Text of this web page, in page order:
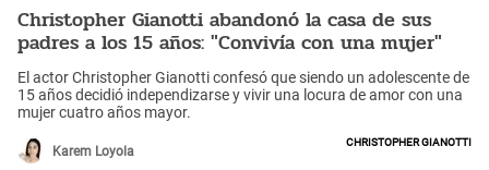
Christopher Gianotti abandonó la casa de sus
padres a los 15 años: "Convivía con una mujer"
El actor Christopher Gianotti confesó que siendo un adolescente de
15 años decidió independizarse y vivir una locura de amor con una
mujer cuatro años mayor.
Karem Loyola
Christopher Gianotti